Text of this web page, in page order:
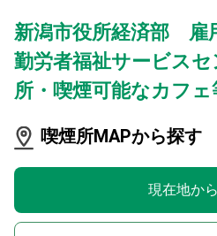
新潟市役所経済部 雇
勤労者福祉サービス
所・喫煙可能なカフ
喫煙所MAPから探す
現在地か